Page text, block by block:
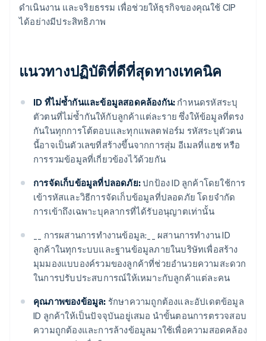
ดำเนินงาน และจริยธรรม เพื่อช่วยให้ธุรกิจของคุณใช้ CIP
ได้อย่างมีประสิทธิภาพ
แนวทางปฏิบัติที่ดีที่สุดทางเทคนิค
ID ที่ไม่ซ้ำกันและข้อมูลสอดคล้องกัน: กำหนดรหัสระบุ
ตัวตนที่ไม่ซ้ำกันให้กับลูกค้าแต่ละราย ซึ่งให้ข้อมูลที่ตรง
กันในทุกการโต้ตอบและทุกแพลตฟอร์ม รหัสระบุตัวตน
นี้อาจเป็นตัวเลขที่สร้างขึ้นจากการสุ่ม อีเมลที่แฮช หรือ
การรวมข้อมูลที่เกี่ยวข้องไว้ด้วยกัน
การจัดเก็บข้อมูลที่ปลอดภัย:ปกป้อง ID ลูกค้าโดยใช้การ
เข้ารหัสและวิธีการจัดเก็บข้อมูลที่ปลอดภัย โดยจำกัด
การเข้าถึงเฉพาะบุคลากรที่ได้รับอนุญาตเท่านั้น
__ การผสานการทำงานข้อมูล:__ ผสานการทำงาน ID
ลูกค้าในทุกระบบและฐานข้อมูลภายในบริษัทเพื่อสร้าง
มุมมองแบบองค์รวมของลูกค้าที่ช่วยอำนวยความสะดวก
ในการปรับประสบการณ์ให้เหมาะกับลูกค้าแต่ละคน
คุณภาพของข้อมูล: รักษาความถูกต้องและอัปเดตข้อมูล
ID ลูกค้าให้เป็นปัจจุบันอยู่เสมอ นำขั้นตอนการตรวจสอบ
ความถูกต้องและการล้างข้อมูลมาใช้เพื่อความสอดคล้อง